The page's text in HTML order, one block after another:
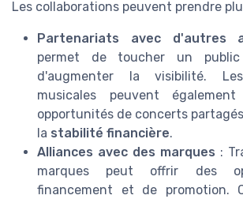
Les collaborations peuvent prendre
Partenariats avec d'autres
permet de toucher un
d'augmenter la visibilité.
musicales peuvent
opportunités de concerts
la stabilité financière.
Alliances avec des marques :
marques peut offrir des
financement et de promotion.